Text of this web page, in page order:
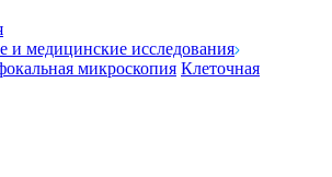
и медицинские исследования
микроскопия Клеточная